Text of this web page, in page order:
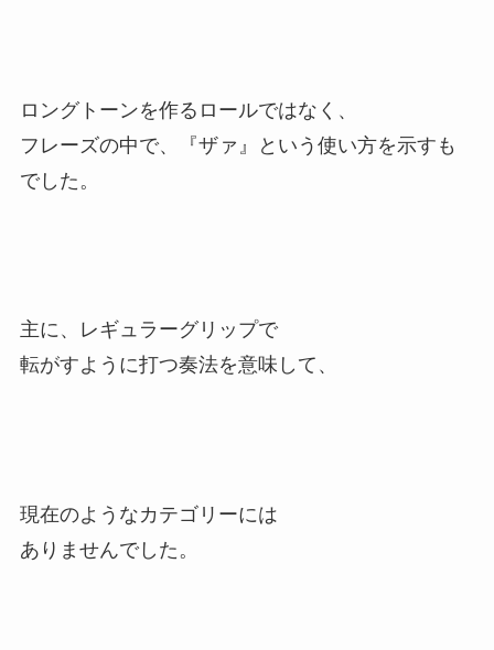
ロングトーンを作るロールではなく、
フレーズの中で、『ザァ』という使い方を示すも
でした。
主に、レギュラーグリップで
転がすように打つ奏法を意味して、
現在のようなカテゴリーには
ありませんでした。